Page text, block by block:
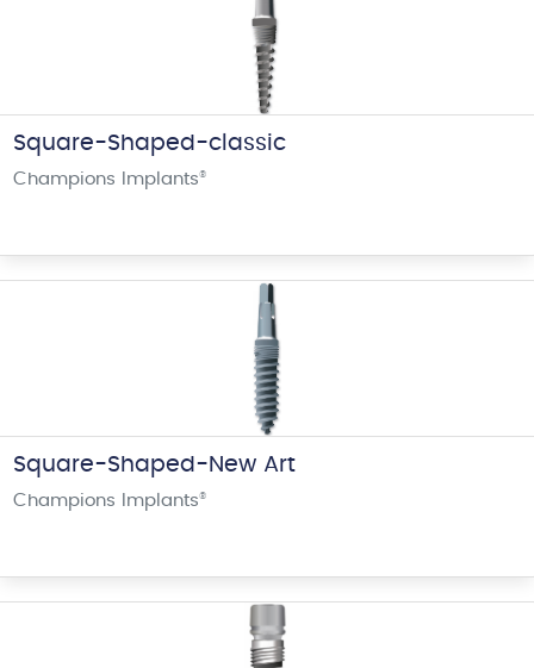
Square-Shaped-classic
Champions Implants®
Square-Shaped-New Art
Champions Implants®